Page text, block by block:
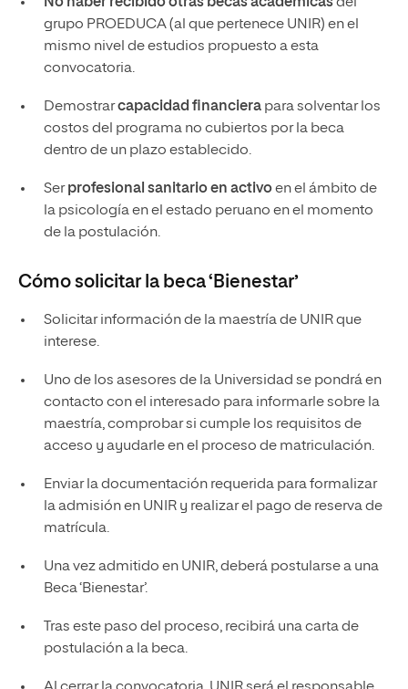
grupo PROEDUCA (al que pertenece UNIR) en el
mismo nivel de estudios propuesto a esta
convocatoria.
Demostrarcapacidad financiera para solventar los
costos del programa no cubiertos por la beca
dentro de un plazo establecido.
Serprofesional sanitario en activoen el ámbito de
la psicología en el estado peruano en el momento
de la postulación.
Cómo solicitar la beca ‘Bienestar’
Solicitar información de la maestría de UNIR que
interese.
Uno de los asesores de la Universidad se pondrá en
contacto con el interesado para informarle sobre la
maestría, comprobar si cumple los requisitos de
acceso y ayudarle en el proceso de matriculación.
Enviar la documentación requerida para formalizar
la admisión en UNIR y realizar el pago de reserva de
matrícula.
Una vez admitido en UNIR, deberá postularse a una
Beca ‘Bienestar’.
Tras este paso del proceso, recibirá una carta de
postulación a la beca.